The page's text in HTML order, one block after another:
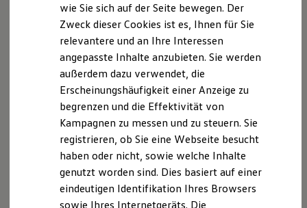
Fahrerassistenz- und Sicherheitssysteme
Kontrollleuchten
Kurzfahrprofile und Ölverdünnung
XTL-Dieselkraftstoff
Ersatzteile und Betriebsflüssigkeiten
Original Zubehör und Lifestyle Produkte
myVolkswagen
myVolkswagen Business
Elektrisch & Autonom
Elektro - & Hybridfahrzeuge
Unser Ansatz
Klimafreundlicher Strom
Reichweite & Ladelösungen
Reichweitensimulator
Ladezeitensimulator
Nutzungsbedingungen
Datenschutzerklärungen
Cookie-Richtlinie
Lizenzhinweise Dritter
Angaben zum Digital Service Act (DSA)
EU Data Act
Produktsicherheitsinformationen
Rückrufe
Vorschriften
Händlersuche
Newsletter
VERTRAG WIDERRUFEN
Disclaimer von Volkswagen AG
Die in dieser Darstellung gezeigten Fahrzeuge und
wie Sie sich auf der Seite bewegen. Der
Zweck dieser Cookies ist es, Ihnen für Sie
relevantere und an Ihre Interessen
angepasste Inhalte anzubieten. Sie werden
außerdem dazu verwendet, die
Erscheinungshäufigkeit einer Anzeige zu
begrenzen und die Effektivität von
Kampagnen zu messen und zu steuern. Sie
registrieren, ob Sie eine Webseite besucht
haben oder nicht, sowie welche Inhalte
genutzt worden sind. Dies basiert auf einer
eindeutigen Identifikation Ihres Browsers
sowie Ihres Internetgeräts. Die